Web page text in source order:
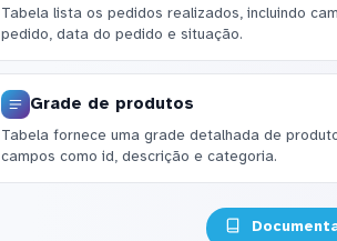
Tabela lista os pedidos realizados, incluindo
pedido, data do pedido e situação.
Grade de produtos
Tabela fornece uma grade detalhada de
campos como id, descrição e categoria.